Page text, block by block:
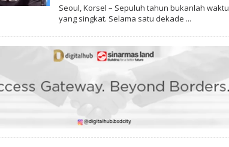
E
E
N
E
K
Seoul, Korsel – Sepuluh tahun bukanlah waktu
yang singkat. Selama satu dekade